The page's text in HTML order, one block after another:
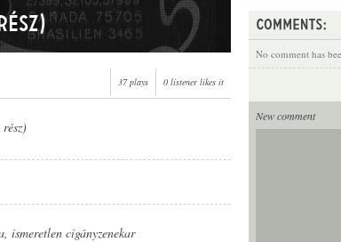
No comment has
New comment
37 plays 0 listener likes it
, ismeretlen cigányzenekar